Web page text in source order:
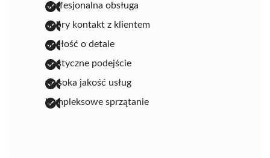
profesjonalna obsługa
dobry kontakt z klientem
dbałość o detale
elastyczne podejście
wysoka jakość usług
kompleksowe sprzątanie